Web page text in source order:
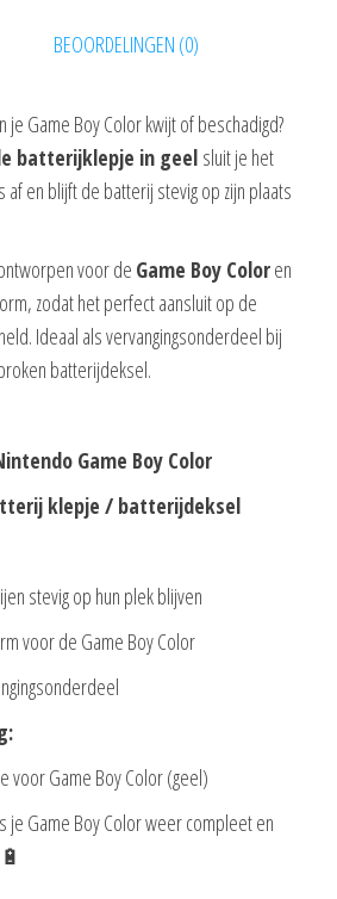
BEOORDELINGEN (0)
je Game Boy Color kwijt of beschadigd?
batterijklepje in geel sluit je het
en blijft de batterij stevig op zijn plaats
voor de Game Boy Coloren
zodat het perfect aansluit op de
Ideaal als vervangingsonderdeel bij
batterijdeksel.
Game Boy Color
klepje / batterijdeksel
stevig op hun plek blijven
voor de Game Boy Color
voor Game Boy Color (geel)
Game Boy Color weer compleet en